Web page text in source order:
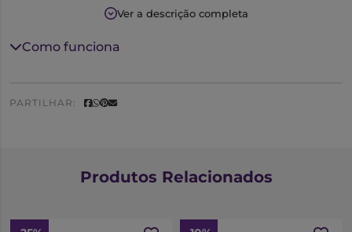
pele, favorecendo a reconstituição do filme hidrolipídic
aplicação, permitindo cuidar de todo o corpo
Ver a descrição completa
Como funciona
PARTILHAR:
Produtos Relacionados